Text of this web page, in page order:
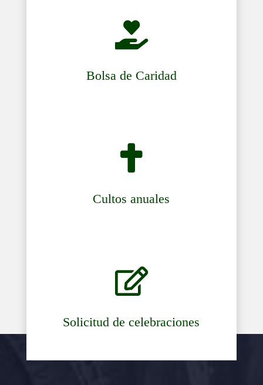

Bolsa de Caridad

Cultos anuales

Solicitud de celebraciones